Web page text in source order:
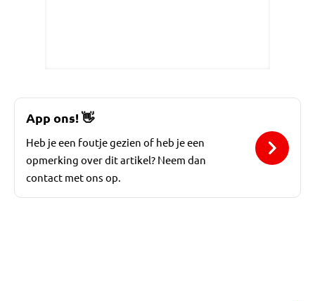
App ons!👋
Heb je een foutje gezien of heb je een
opmerking over dit artikel? Neem dan
contact met ons op.